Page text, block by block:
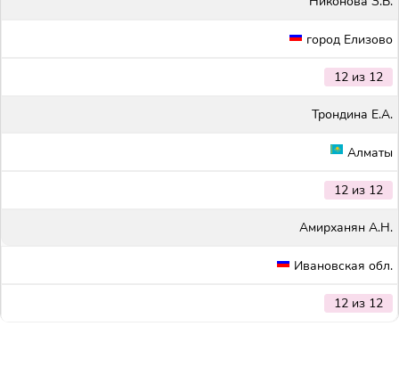
город Елизово
12 из 12
Трондина Е.А.
Алматы
12 из 12
Амирханян А.Н.
Ивановская обл.
12 из 12